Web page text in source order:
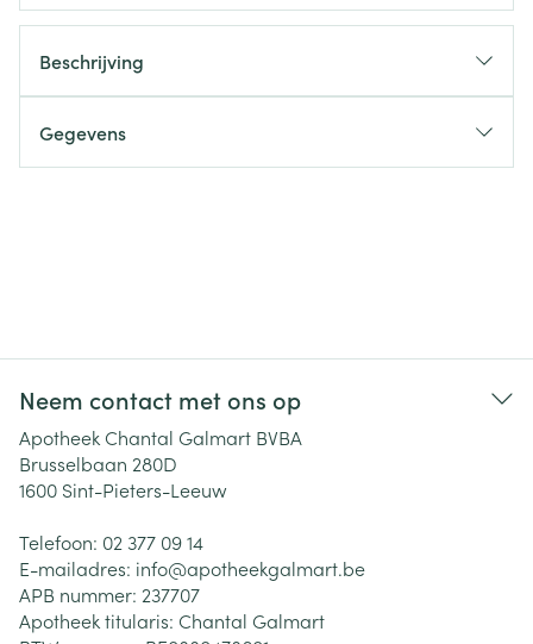
Beschrijving
Gegevens
Neem contact met ons op
Apotheek Chantal Galmart BVBA
Brusselbaan 280D
1600 Sint-Pieters-Leeuw
Telefoon: 02 377 09 14
E-mailadres: info@apotheekgalmart.be
APB nummer: 237707
Apotheek titularis: Chantal Galmart